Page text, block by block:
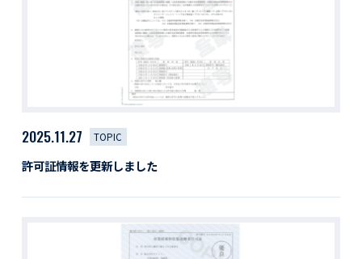
社員インタビュー
育休取得者インタビュー
福利厚生
採用エントリー
Social link
2025.11.27 TOPIC
許可証情報を更新しました